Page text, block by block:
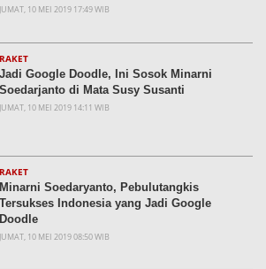
JUMAT, 10 MEI 2019 17:49 WIB
RAKET
Jadi Google Doodle, Ini Sosok Minarni
Soedarjanto di Mata Susy Susanti
JUMAT, 10 MEI 2019 14:11 WIB
RAKET
Minarni Soedaryanto, Pebulutangkis
Tersukses Indonesia yang Jadi Google
Doodle
JUMAT, 10 MEI 2019 08:50 WIB